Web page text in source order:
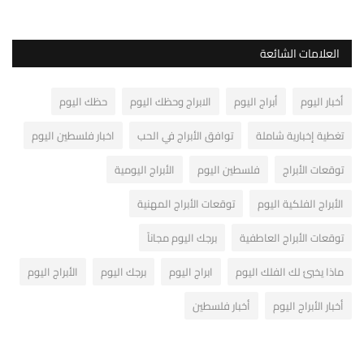
العلامات الشائعة
أخبار اليوم أبراج اليوم الابراج وحظك اليوم
حظك اليوم
تغطية إخبارية شاملة
توافق الأبراج في الحب
اخبار فلسطين اليوم
توقعات الأبراج
فلسطين اليوم
الأبراج اليومية
الأبراج الفلكية اليوم
توقعات الأبراج المهنية
توقعات الأبراج العاطفية
برجك اليوم مجاناً
ماذا يخبئ لك الفلك اليوم
ابراج اليوم برجك اليوم
الأبراج اليوم
أخبار الأبراج اليوم
أخبار فلسطين